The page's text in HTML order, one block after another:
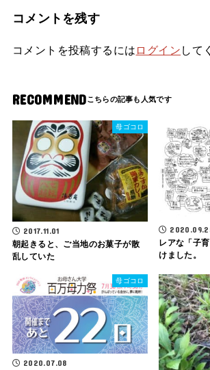
コメントを残す
コメントを投稿するには ログイン して
RECOMMEND
母ゴコロ
2017.11.01
朝起きると、ご当地のお菓子が散
乱していた
レアな「子
けました。
母ゴコロ
2020.07.08